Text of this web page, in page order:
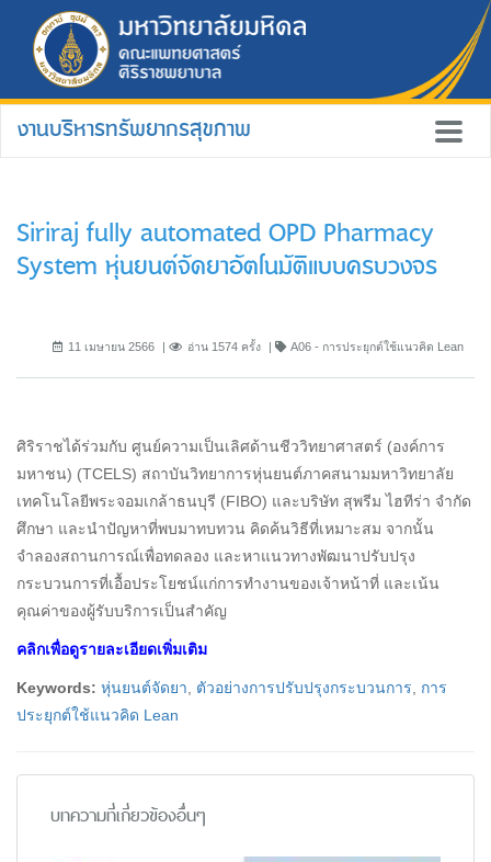
งานบริหารทรัพยากรสุขภาพ
Siriraj fully automated OPD Pharmacy
System หุ่นยนต์จัดยาอัตโนมัติแบบครบวงจร
11 เมษายน 2566 อ่าน 1574 ครั้ง A06 - การประยุกต์ใช้แนวคิด Lean
ศิริราชได้ร่วมกับ ศูนย์ความเป็นเลิศด้านชีววิทยาศาสตร์ (องค์การ
มหาชน) (TCELS) สถาบันวิทยาการหุ่นยนต์ภาคสนามมหาวิทยาลัย
เทคโนโลยีพระจอมเกล้าธนบุรี (FIBO) และบริษัท สุพรีม ไฮทีร่า จำกัด
ศึกษา และนำปัญหาที่พบมาทบทวน คิดค้นวิธีที่เหมาะสม จากนั้น
จำลองสถานการณ์เพื่อทดลอง และหาแนวทางพัฒนาปรับปรุง
กระบวนการที่เอื้อประโยชน์แก่การทำงานของเจ้าหน้าที่ และเน้น
คุณค่าของผู้รับบริการเป็นสำคัญ
คลิกเพื่อดูรายละเอียดเพิ่มเติม
Keywords: หุ่นยนต์จัดยา ตัวอย่างการปรับปรุงกระบวนการ
การ
ประยุกต์ใช้แนวคิด Lean
บทความที่เกี่ยวข้องอื่นๆ